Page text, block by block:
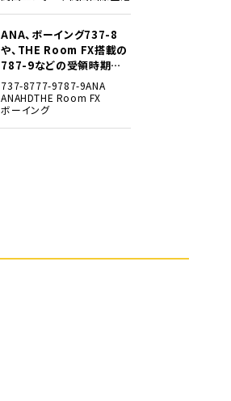
ANA、ボーイング737-8
や、THE Room FX搭載の
787-9などの受領時期見
込みを明らかに
737-8777-9787-9ANA
ANAHDTHE Room FX
ボーイング